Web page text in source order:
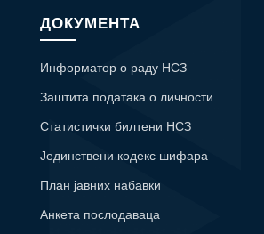
ДОКУМЕНТА
Информатор о раду НСЗ
Заштита података о личности
Статистички билтени НСЗ
Јединствени кодекс шифара
План јавних набавки
Анкета послодаваца